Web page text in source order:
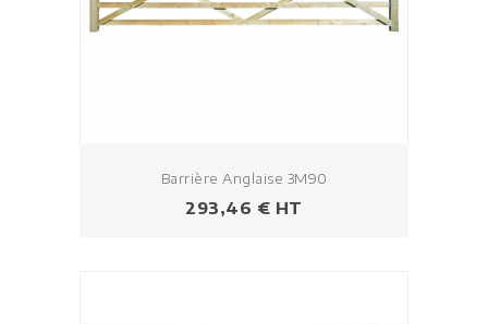
Barrière Anglaise 3M90
Prix
293,46 € HT